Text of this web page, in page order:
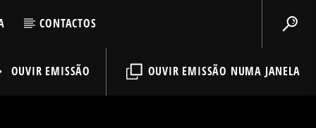
CONTACTOS
OUVIR EMISSÃO NUMA JANELA
OUVIR EMISSÃO